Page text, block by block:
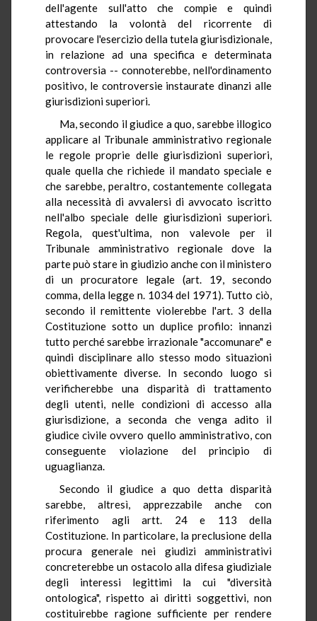
dell'agente sull'atto che compie e quindi
attestando la volontà del ricorrente di
provocare l'esercizio della tutela giurisdizionale,
in relazione ad una specifica e determinata
controversia -- connoterebbe, nell'ordinamento
positivo, le controversie instaurate dinanzi alle
giurisdizioni superiori.
Ma, secondo il giudice a quo, sarebbe illogico
applicare al Tribunale amministrativo regionale
le regole proprie delle giurisdizioni superiori,
quale quella che richiede il mandato speciale e
che sarebbe, peraltro, costantemente collegata
alla necessità di avvalersi di avvocato iscritto
nell'albo speciale delle giurisdizioni superiori.
Regola, quest'ultima, non valevole per il
Tribunale amministrativo regionale dove la
parte può stare in giudizio anche con il ministero
di un procuratore legale (art. 19, secondo
comma, della legge n. 1034 del 1971). Tutto ciò,
secondo il remittente violerebbe l'art. 3 della
Costituzione sotto un duplice profilo: innanzi
tutto perché sarebbe irrazionale "accomunare" e
quindi disciplinare allo stesso modo situazioni
obiettivamente diverse. In secondo luogo si
verificherebbe una disparità di trattamento
degli utenti, nelle condizioni di accesso alla
giurisdizione, a seconda che venga adito il
giudice civile ovvero quello amministrativo, con
conseguente violazione del principio di
uguaglianza.
Secondo il giudice a quo detta disparità
sarebbe, altresì, apprezzabile anche con
riferimento agli artt. 24 e 113 della
Costituzione. In particolare, la preclusione della
procura generale nei giudizi amministrativi
concreterebbe un ostacolo alla difesa giudiziale
degli interessi legittimi la cui "diversità
ontologica", rispetto ai diritti soggettivi, non
costituirebbe ragione sufficiente per rendere